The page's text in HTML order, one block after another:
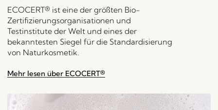
ECOCERT® ist eine der größten Bio-
Zertifizierungsorganisationen und
Testinstitute der Welt und eines der
bekanntesten Siegel für die Standardisierung
von Naturkosmetik.
Mehr lesen über ECOCERT®